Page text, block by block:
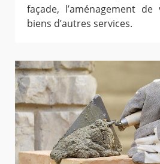
façade, l’aménagement
biens d’autres services.